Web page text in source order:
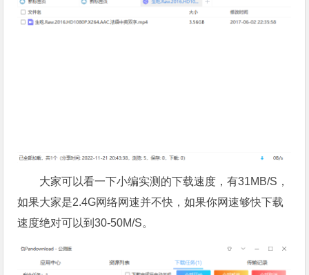
大家可以看一下小编实测的下载速度，有31MB/S，
如果大家是2.4G网络网速并不快，如果你网速够快下载
速度绝对可以到30-50M/S。